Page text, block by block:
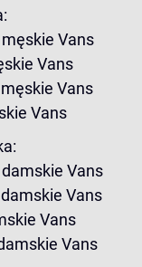
Vans
Vans
Vans
Vans
Vans
Vans
Vans
Vans